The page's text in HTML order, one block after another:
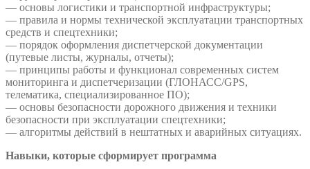
— основы логистики и транспортной инфраструктуры;
— правила и нормы технической эксплуатации транспортных
средств и спецтехники;
— порядок оформления диспетчерской документации
(путевые листы, журналы, отчеты);
— принципы работы и функционал современных систем
мониторинга и диспетчеризации (ГЛОНАСС/GPS,
телематика, специализированное ПО);
— основы безопасности дорожного движения и техники
безопасности при эксплуатации спецтехники;
— алгоритмы действий в нештатных и аварийных ситуациях.
Навыки, которые сформирует программа